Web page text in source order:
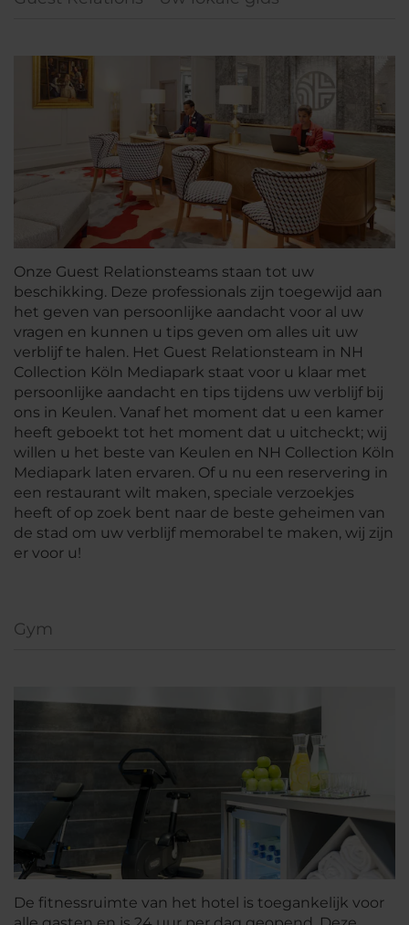
Onze Guest Relationsteams staan tot uw
beschikking. Deze professionals zijn toegewijd aan
het geven van persoonlijke aandacht voor al uw
vragen en kunnen u tips geven om alles uit uw
verblijf te halen. Het Guest Relationsteam in NH
Collection Köln Mediapark staat voor u klaar met
persoonlijke aandacht en tips tijdens uw verblijf bij
ons in Keulen. Vanaf het moment dat u een kamer
heeft geboekt tot het moment dat u uitcheckt; wij
willen u het beste van Keulen en NH Collection Köln
Mediapark laten ervaren. Of u nu een reservering in
een restaurant wilt maken, speciale verzoekjes
heeft of op zoek bent naar de beste geheimen van
de stad om uw verblijf memorabel te maken, wij zijn
er voor u!
Gym
De fitnessruimte van het hotel is toegankelijk voor